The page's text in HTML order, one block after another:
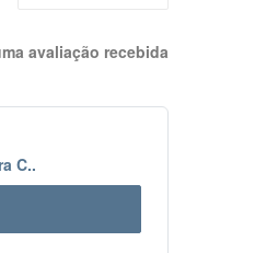
avaliação recebida
C..